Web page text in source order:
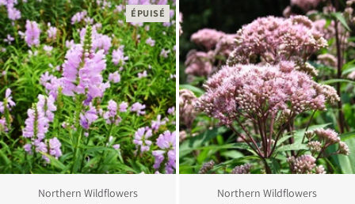
ÉPUISÉ
Northern Wildflowers
Northern Wildflowers